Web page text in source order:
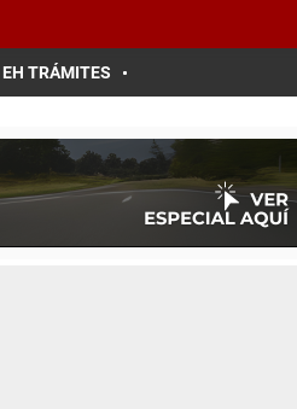
EH TRÁMITES